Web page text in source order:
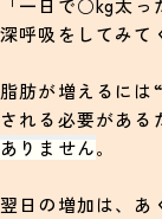
「一日で○kg太
深呼吸をしてみて
脂肪が増えるには
される必要がある
ありません。
翌日の増加は、あ